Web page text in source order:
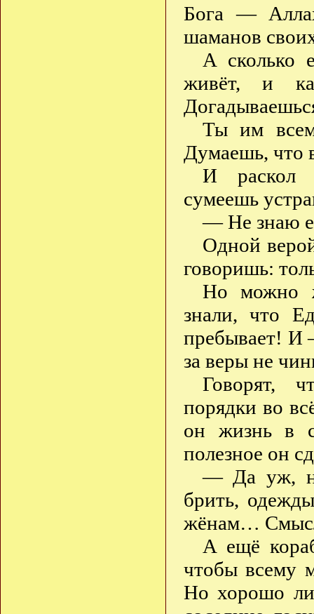
Бога —
шаманов
А сколько
живёт, и
Ты им
Думаешь, что
И раскол
сумеешь
— Не знаю
Одной
говоришь:
Но можно
знали, что
пребывает! И
за веры не
Говорят,
порядки во
он жизнь в
полезное он
— Да уж,
брить,
жёнам…
А ещё
чтобы всему
Но хорошо ли